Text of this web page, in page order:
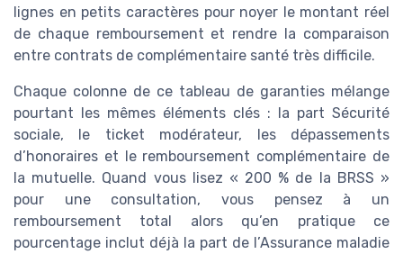
lignes en petits caractères pour noyer le montant réel
de chaque remboursement et rendre la comparaison
entre contrats de complémentaire santé très difficile.
Chaque colonne de ce tableau de garanties mélange
pourtant les mêmes éléments clés : la part Sécurité
sociale, le ticket modérateur, les dépassements
d’honoraires et le remboursement complémentaire de
la mutuelle. Quand vous lisez « 200 % de la BRSS »
pour une consultation, vous pensez à un
remboursement total alors qu’en pratique ce
pourcentage inclut déjà la part de l’Assurance maladie